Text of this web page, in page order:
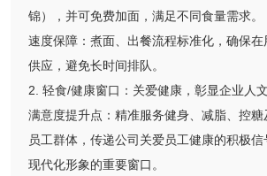
锦），并可免费加面，满足不同食量需求。
速度保障：煮面、出餐流程标准化，确保
供应，避免长时间排队。
2. 轻食/健康窗口：关爱健康，彰显企业人
满意度提升点：精准服务健身、减脂、控
员工群体，传递公司关爱员工健康的积极
现代化形象的重要窗口。